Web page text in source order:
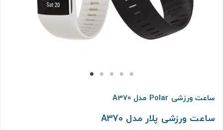
ساعت ورزشی Polar مدل A370
ساعت ورزشی پلار مدل A370